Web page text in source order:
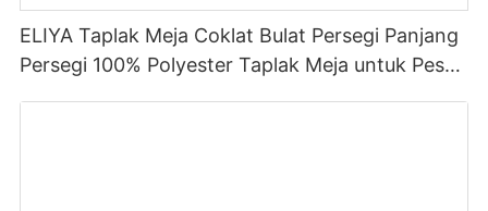
ELIYA Taplak Meja Coklat Bulat Persegi Panjang
Persegi 100% Polyester Taplak Meja untuk Pesta